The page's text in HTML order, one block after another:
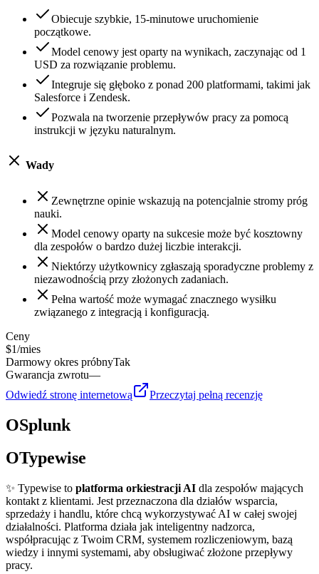
Obiecuje szybkie, 15-minutowe uruchomienie
początkowe.
Model cenowy jest oparty na wynikach, zaczynając od 1
USD za rozwiązanie problemu.
Integruje się głęboko z ponad 200 platformami, takimi jak
Salesforce i Zendesk.
Pozwala na tworzenie przepływów pracy za pomocą
instrukcji w języku naturalnym.
Wady
Zewnętrzne opinie wskazują na potencjalnie stromy próg
nauki.
Model cenowy oparty na sukcesie może być kosztowny
dla zespołów o bardzo dużej liczbie interakcji.
Niektórzy użytkownicy zgłaszają sporadyczne problemy z
niezawodnością przy złożonych zadaniach.
Pełna wartość może wymagać znacznego wysiłku
związanego z integracją i konfiguracją.
Ceny
$1/mies
Darmowy okres próbnyTak
Gwarancja zwrotu—
Odwiedź stronę internetową
Przeczytaj pełną recenzję
OSplunk
OTypewise
✨ Typewise to platforma orkiestracji AI dla zespołów mających
kontakt z klientami. Jest przeznaczona dla działów wsparcia,
sprzedaży i handlu, które chcą wykorzystywać AI w całej swojej
działalności. Platforma działa jak inteligentny nadzorca,
współpracując z Twoim CRM, systemem rozliczeniowym, bazą
wiedzy i innymi systemami, aby obsługiwać złożone przepływy
pracy.